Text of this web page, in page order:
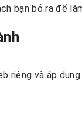
bạn bỏ ra để
riêng và áp